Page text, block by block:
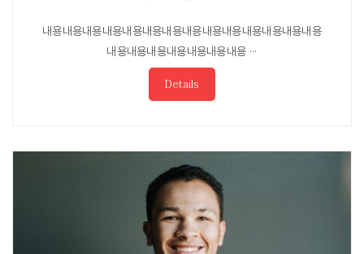
내용내용내용내용내용내용내용내용내용내용내용내용내용내용
내용내용내용내용내용내용내용 ···
Details